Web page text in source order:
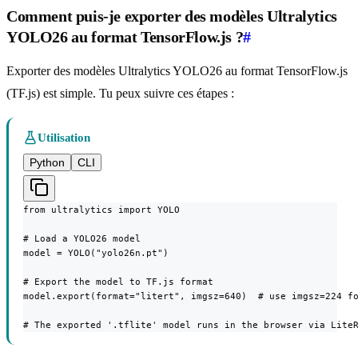
Comment puis-je exporter des modèles Ultralytics
YOLO26 au format TensorFlow.js ?#
Exporter des modèles Ultralytics YOLO26 au format TensorFlow.js
(TF.js) est simple. Tu peux suivre ces étapes :
Utilisation
Python
CLI
from ultralytics import YOLO
# Load a YOLO26 model
model = YOLO("yolo26n.pt")
# Export the model to TF.js format
model.export(format="litert", imgsz=640)  # use
# The exported '.tflite' model runs in the browser via